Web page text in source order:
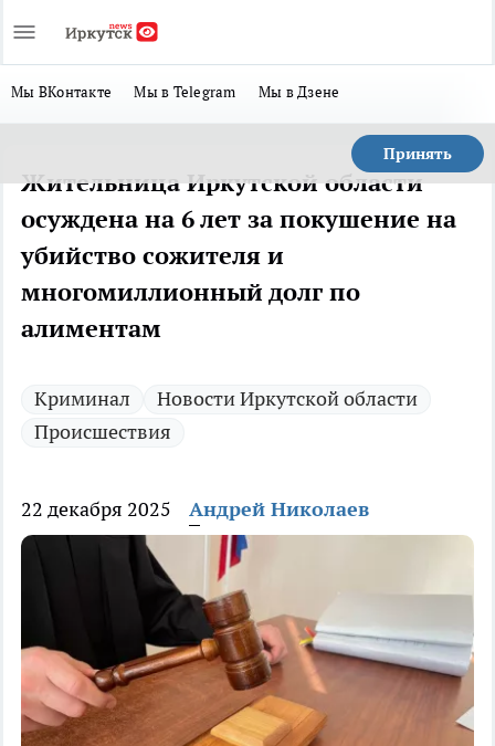
Мы ВКонтакте Мы в Telegram Мы в Дзене
Принять
Жительница Иркутской области
осуждена на 6 лет за покушение на
убийство сожителя и
многомиллионный долг по
алиментам
Криминал
Новости Иркутской области
Происшествия
22 декабря 2025 Андрей Николаев